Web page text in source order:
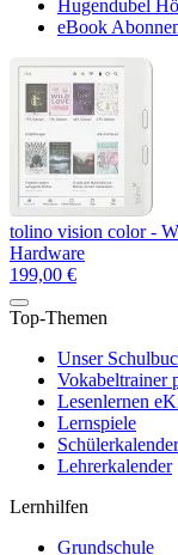
Hugendubel
eBook
tolino vision color -
Hardware
199,00 €
Top-Themen
Unser
Vokabeltrainer
Lesenlernen
Lernspiele
Schülerkalender
Lehrerkalender
Lernhilfen
Grundschule